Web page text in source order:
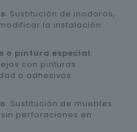
: Sustitución de inodoros,
la instalación
o pintura especial:
con pinturas
o adhesivos
: Sustitución de muebles
perforaciones en